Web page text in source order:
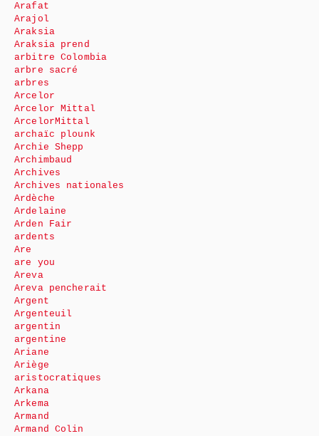
Arafat
Arajol
Araksia
Araksia prend
arbitre Colombia
arbre sacré
arbres
Arcelor
Arcelor Mittal
ArcelorMittal
archaïc plounk
Archie Shepp
Archimbaud
Archives
Archives nationales
Ardèche
Ardelaine
Arden Fair
ardents
Are
are you
Areva
Areva pencherait
Argent
Argenteuil
argentin
argentine
Ariane
Ariège
aristocratiques
Arkana
Arkema
Armand
Armand Colin